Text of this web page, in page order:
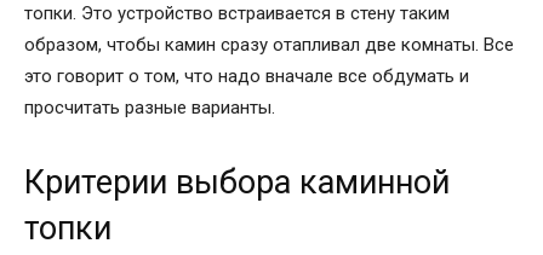
топки. Это устройство встраивается в стену таким
образом, чтобы камин сразу отапливал две комнаты. Все
это говорит о том, что надо вначале все обдумать и
просчитать разные варианты.
Критерии выбора каминной
топки